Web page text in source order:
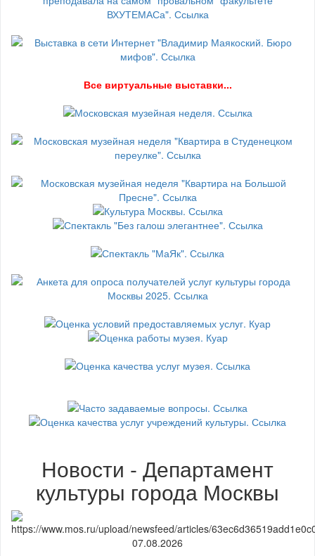
Все виртуальные выставки...
Новости - Департамент
культуры города Москвы
07.08.2026